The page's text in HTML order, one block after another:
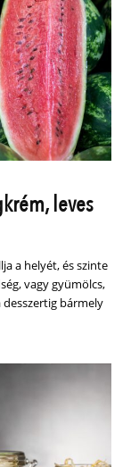
leves
a helyét, és szinte
vagy gyümölcs,
bármely